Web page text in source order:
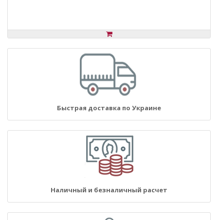
Быстрая доставка по Украине
Наличный и безналичный расчет